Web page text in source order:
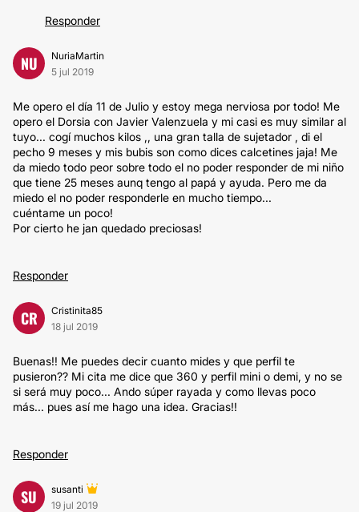
Responder
NU
NuriaMartin
5 jul 2019
Me opero el día 11 de Julio y estoy mega nerviosa por todo! Me
opero el Dorsia con Javier Valenzuela y mi casi es muy similar al
tuyo... cogí muchos kilos ,, una gran talla de sujetador , di el
pecho 9 meses y mis bubis son como dices calcetines jaja! Me
da miedo todo peor sobre todo el no poder responder de mi niño
que tiene 25 meses aunq tengo al papá y ayuda. Pero me da
miedo el no poder responderle en mucho tiempo...
cuéntame un poco!
Por cierto he jan quedado preciosas!
Responder
CR
Cristinita85
18 jul 2019
Buenas!! Me puedes decir cuanto mides y que perfil te
pusieron?? Mi cita me dice que 360 y perfil mini o demi, y no se
si será muy poco... Ando súper rayada y como llevas poco
más... pues así me hago una idea. Gracias!!
Responder
SU
susanti
19 jul 2019